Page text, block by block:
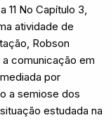
No Capítulo 3,
atividade de
Robson
comunicação em
por
a semiose dos
estudada na